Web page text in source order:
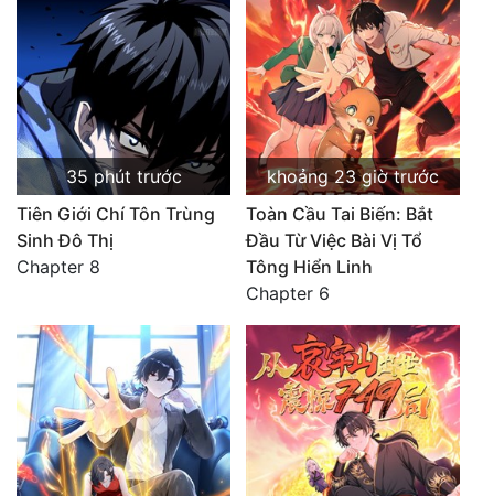
35 phút trước
Tiên Giới Chí Tôn Trùng
Sinh Đô Thị
Chapter 8
khoảng 23 giờ trước
Toàn Cầu Tai Biến: Bắt
Đầu Từ Việc Bài Vị Tổ
Tông Hiển Linh
Chapter 6